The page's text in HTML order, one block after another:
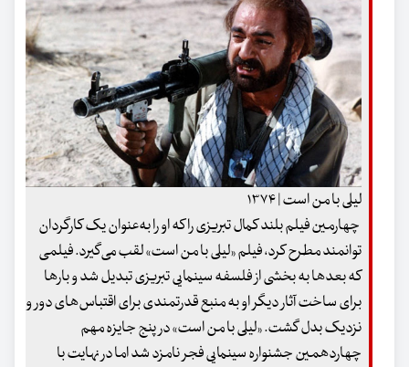
لیلی با من است | ۱۳۷۴
چهارمین فیلم بلند کمال تبریزی را که او را به‌عنوان یک کارگردان
توانمند مطرح کرد، فیلم «لیلی با من است» لقب می‌گیرد. فیلمی
که بعدها به بخشی از فلسفه سینمایی تبریزی تبدیل شد و بارها
برای ساخت آثار دیگر او به منبع قدرتمندی برای اقتباس‌های دور و
نزدیک بدل گشت. «لیلی با من است» در پنج جایزه مهم
چهاردهمین جشنواره سینمایی فجر نامزد شد اما در نهایت با